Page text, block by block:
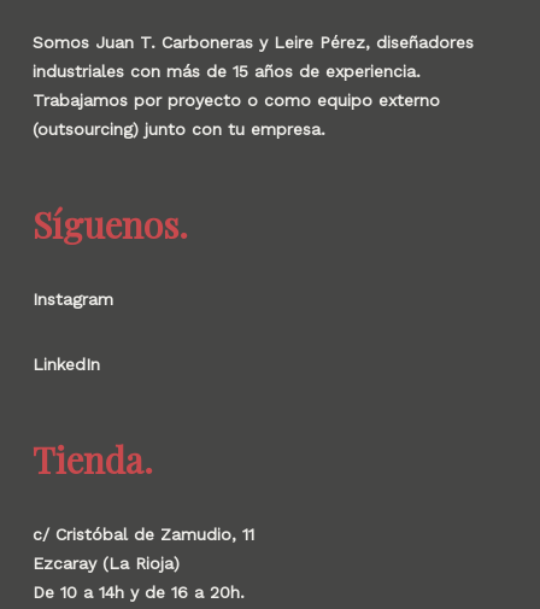
Somos Juan T. Carboneras y Leire Pérez, diseñadores
industriales con más de 15 años de experiencia.
Trabajamos por proyecto o como equipo externo
(outsourcing) junto con tu empresa.
Síguenos.
Instagram
LinkedIn
Tienda.
c/ Cristóbal de Zamudio, 11
Ezcaray (La Rioja)
De 10 a 14h y de 16 a 20h.